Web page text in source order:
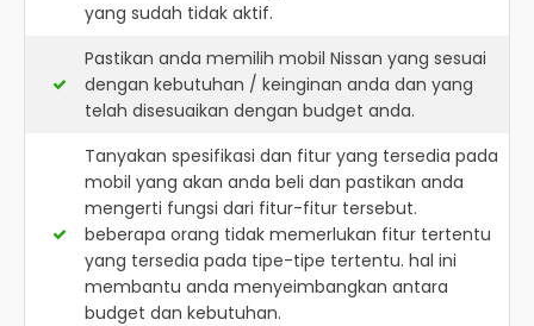
yang sudah tidak aktif.
Pastikan anda memilih mobil Nissan yang sesuai
dengan kebutuhan / keinginan anda dan yang
telah disesuaikan dengan budget anda.
Tanyakan spesifikasi dan fitur yang tersedia pada
mobil yang akan anda beli dan pastikan anda
mengerti fungsi dari fitur-fitur tersebut.
beberapa orang tidak memerlukan fitur tertentu
yang tersedia pada tipe-tipe tertentu. hal ini
membantu anda menyeimbangkan antara
budget dan kebutuhan.